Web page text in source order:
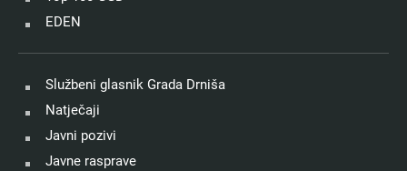
EDEN
Službeni glasnik Grada Drniša
Natječaji
Javni pozivi
Javne rasprave